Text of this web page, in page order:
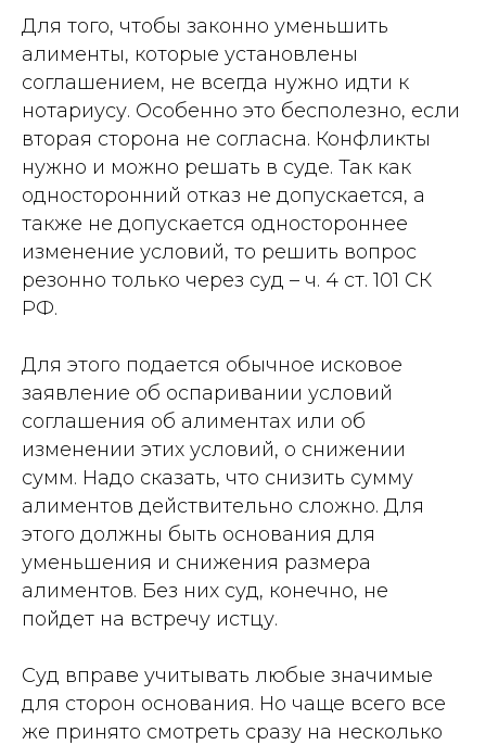
Для того, чтобы законно уменьшить
алименты, которые установлены
соглашением, не всегда нужно идти к
нотариусу. Особенно это бесполезно, если
вторая сторона не согласна. Конфликты
нужно и можно решать в суде. Так как
односторонний отказ не допускается, а
также не допускается одностороннее
изменение условий, то решить вопрос
резонно только через суд – ч. 4 ст. 101 СК
РФ.
Для этого подается обычное исковое
заявление об оспаривании условий
соглашения об алиментах или об
изменении этих условий, о снижении
сумм. Надо сказать, что снизить сумму
алиментов действительно сложно. Для
этого должны быть основания для
уменьшения и снижения размера
алиментов. Без них суд, конечно, не
пойдет на встречу истцу.
Суд вправе учитывать любые значимые
для сторон основания. Но чаще всего все
же принято смотреть сразу на несколько